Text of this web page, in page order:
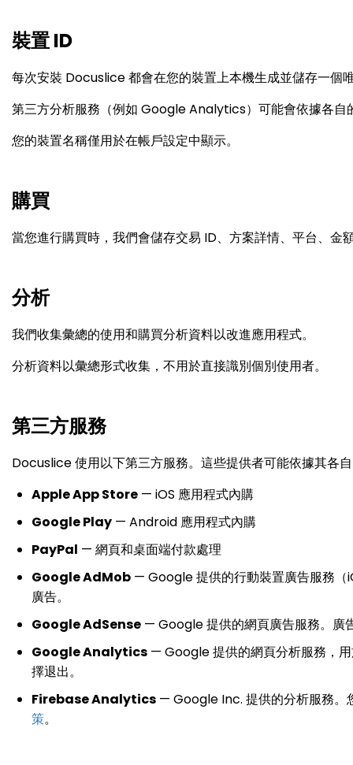
裝置 ID
每次安裝 Docuslice 都會在您的裝置上本機生成並儲存一個
第三方分析服務（例如 Google Analytics）可能會依據各自
您的裝置名稱僅用於在帳戶設定中顯示。
購買
當您進行購買時，我們會儲存交易 ID、方案詳情、平台、
分析
我們收集彙總的使用和購買分析資料以改進應用程式。
分析資料以彙總形式收集，不用於直接識別個別使用者。
第三方服務
Docuslice 使用以下第三方服務。這些提供者可能依據其各
Apple App Store — iOS 應用程式內購
Google Play — Android 應用程式內購
PayPal — 網頁和桌面端付款處理
Google AdMob — Google 提供的行動裝置廣告服務（
廣告。
Google AdSense — Google 提供的網頁廣告服務。廣
Google Analytics — Google 提供的網頁分析服務，
擇退出。
Firebase Analytics — Google Inc. 提供的分析服務
策。